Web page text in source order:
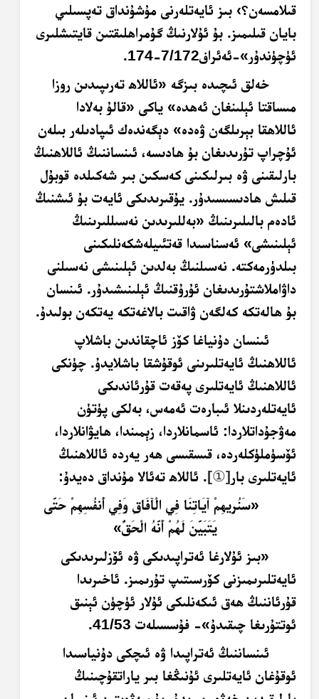
قىلامسەن؟› بىز ئايەتلەرنى مۇشۇنداق تەپسىلىي
بايان قىلىمىز. بۇ ئۇلارنىڭ گۇمراھلىقتىن قايتىشلىرى
ئۈچۈندۇر»-ئەئراف7/172-174.
خەلق ئىچىدە بىزگە «ئاللاھ تەرىپىدىن روزا
مىساقتا ئېلىنغان ئەھدە» ياكى «قالۇ بەلادا
ئاللاھقا بېرىلگەن ۋەدە» دېگەندەك ئىپادىلەر بىلەن
ئۇچراپ تۇرىدىغان بۇ ھادىسە، ئىنساننىڭ ئاللاھنىڭ
بارلىقىنى ۋە بىرلىكىنى كەسكىن بىر شەكىلدە قوبۇل
قىلىش ھادىسىسىدۇر. يۇقىرىدىكى ئايەت بۇ ئىشنىڭ
ئادەم بالىلىرىنىڭ «بەللىرىدىن نەسىللىرىنىڭ
ئېلىنىشى» ئەسناسىدا قەتئىيلەشكەنلىكىنى
بىلدۈرمەكتە. نەسىلنىڭ بەلدىن ئېلىنىشى نەسىلنى
داۋاملاشتۇرىدىغان ئۇرۇقنىڭ ئېلىنىشىدۇر. ئىنسان
بۇ ھالەتكە كەلگەن ۋاقىت بالاغەتكە يەتكەن بولىدۇ.
ئىنسان دۇنياغا كۆز ئاچقاندىن باشلاپ
ئاللاھنىڭ ئايەتلىرىنى ئوقۇشقا باشلايدۇ. چۈنكى
ئاللاھنىڭ ئايەتلىرى پەقەت قۇرئاندىكى
ئايەتلەردىنلا ئىبارەت ئەمەس، بەلكى پۈتۈن
مەۋجۇداتلاردا: ئاسمانلاردا، زېمىندا، ھايۋانلاردا،
ئۆسۈملۈكلەردە، قىسقىسى ھەر يەردە ئاللاھنىڭ
ئايەتلىرى بار
[①]
. ئاللاھ تەئالا مۇنداق دەيدۇ:
«سَنُرِيهِمْ آيَاتِنَا فِي الْآفَاقِ وَفِي أَنفُسِهِمْ حَتَّى
يَتَبَيَّنَ لَهُمْ أَنَّهُ الْحَقُّ»
«بىز ئۇلارغا ئەتراپىدىكى ۋە ئۆزلىرىدىكى
ئايەتلىرىمىزنى كۆرسىتىپ تۇرىمىز. ئاخىرىدا
قۇرئاننىڭ ھەق ئىكەنلىكى ئۇلار ئۈچۈن ئېنىق
ئوتتۇرىغا چىقىدۇ»- فۇسسىلەت 41/53.
ئىنساننىڭ ئەتراپىدا ۋە ئىچكى دۇنياسىدا
ئوقۇغان ئايەتلىرى ئۇنىڭغا بىر ياراتقۇچىنىڭ